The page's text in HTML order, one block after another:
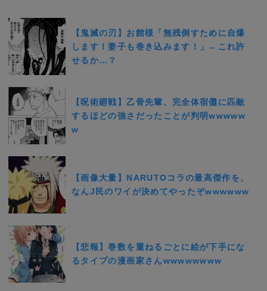
【鬼滅の刃】お館様「無残倒すために自爆
します！妻子も巻き込みます！」←これ許
せるか…？
【呪術廻戦】乙骨先輩、完全体宿儺に匹敵
するほどの強さだったことが判明wwwww
w
【画像大量】NARUTOコラの最高傑作を、
なんJ民のワイが決めてやったぞwwwwww
【悲報】巻数を重ねるごとに絵が下手にな
るタイプの漫画家さんwwwwwwww